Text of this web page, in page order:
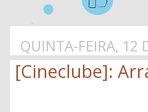
QUINTA-FEIRA, 12
[Cineclube]: